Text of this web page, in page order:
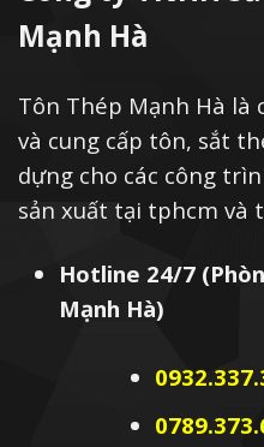
Mạnh Hà
Tôn Thép Mạnh Hà là
và cung cấp tôn, sắt
dựng cho các công
sản xuất tại tphcm và
Hotline 24/7
Mạnh Hà)